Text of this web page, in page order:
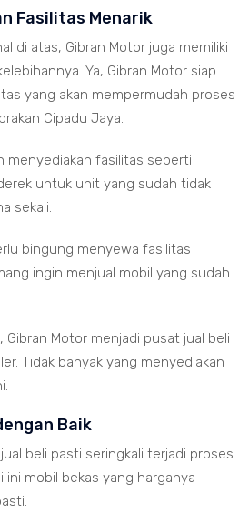
Fasilitas Menarik
di atas, Gibran Motor juga memiliki
Ya, Gibran Motor siap
yang akan mempermudah proses
Cipadu Jaya.
menyediakan fasilitas seperti
untuk unit yang sudah tidak
sekali.
bingung menyewa fasilitas
ingin menjual mobil yang sudah
Gibran Motor menjadi pusat jual beli
Tidak banyak yang menyediakan
Baik
beli pasti seringkali terjadi proses
ini mobil bekas yang harganya